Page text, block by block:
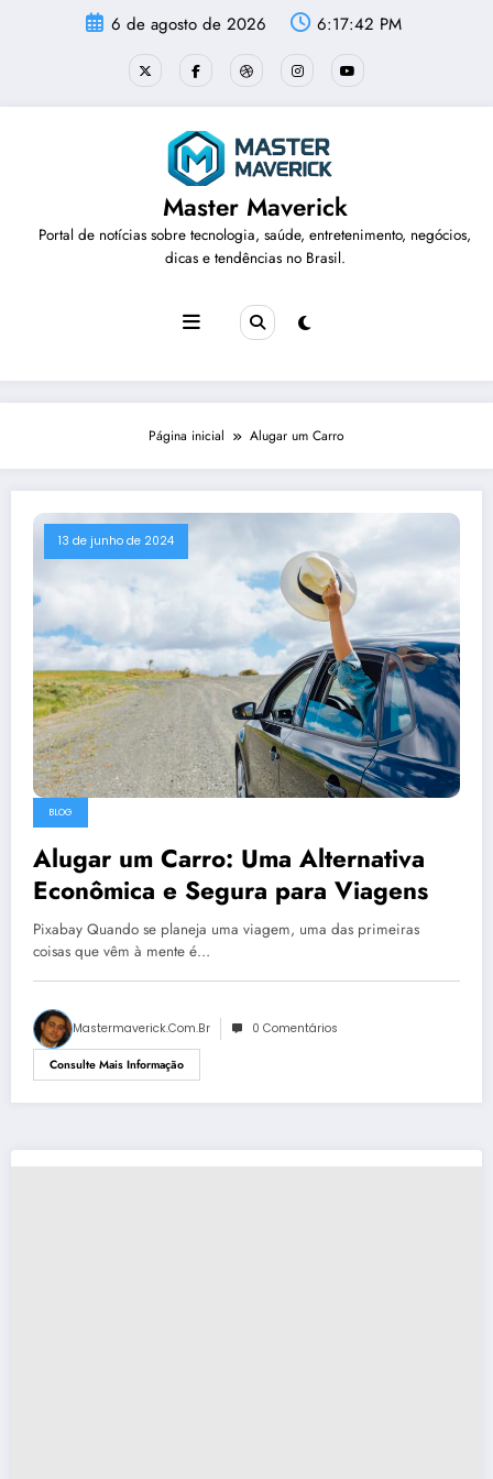
6 de agosto de 2026 6:17:43 PM
Master Maverick
Portal de notícias sobre tecnologia, saúde, entretenimento, negócios,
dicas e tendências no Brasil.
Página inicial Alugar um Carro
13 de junho de 2024
BLOG
Alugar um Carro: Uma Alternativa
Econômica e Segura para Viagens
Pixabay Quando se planeja uma viagem, uma das primeiras
coisas que vêm à mente é…
Mastermaverick.com.br 0 Comentários
Consulte Mais Informação